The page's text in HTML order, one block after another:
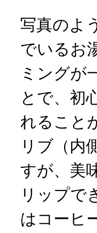
写真のよ
でいるお
ミングが
とで、初
れること
リブ（内
すが、美
リップで
はコーヒ